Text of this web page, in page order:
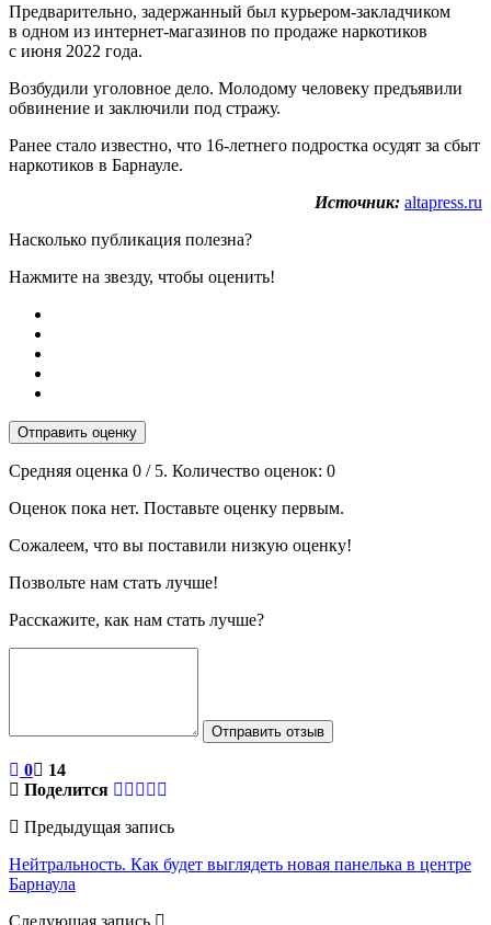
Предварительно, задержанный был курьером-закладчиком
в одном из интернет-магазинов по продаже наркотиков
с июня 2022 года.
Возбудили уголовное дело. Молодому человеку предъявили
обвинение и заключили под стражу.
Ранее стало известно, что 16-летнего подростка осудят за сбыт
наркотиков в Барнауле.
Источник: altapress.ru
Насколько публикация полезна?
Нажмите на звезду, чтобы оценить!
Отправить оценку
Средняя оценка 0 / 5. Количество оценок: 0
Оценок пока нет. Поставьте оценку первым.
Сожалеем, что вы поставили низкую оценку!
Позвольте нам стать лучше!
Расскажите, как нам стать лучше?
Отправить отзыв
0
14
Поделится
Предыдущая запись
Нейтральность. Как будет выглядеть новая панелька в центре
Барнаула
Следующая запись